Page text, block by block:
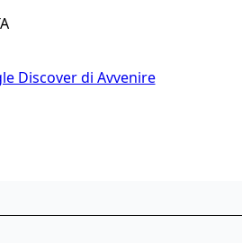
Discover di Avvenire